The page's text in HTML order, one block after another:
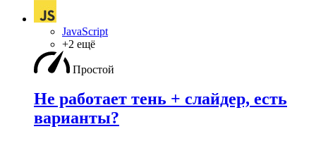
JavaScript
+2 ещё
Простой
Не работает тень + слайдер, есть
варианты?